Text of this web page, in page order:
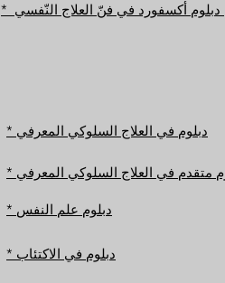
*
* دبلوم في العلاج السلوكي المعرفي
متقدم في العلاج السلوكي المعرفي
* دبلوم علم النفس
* دبلوم في الاكتئاب